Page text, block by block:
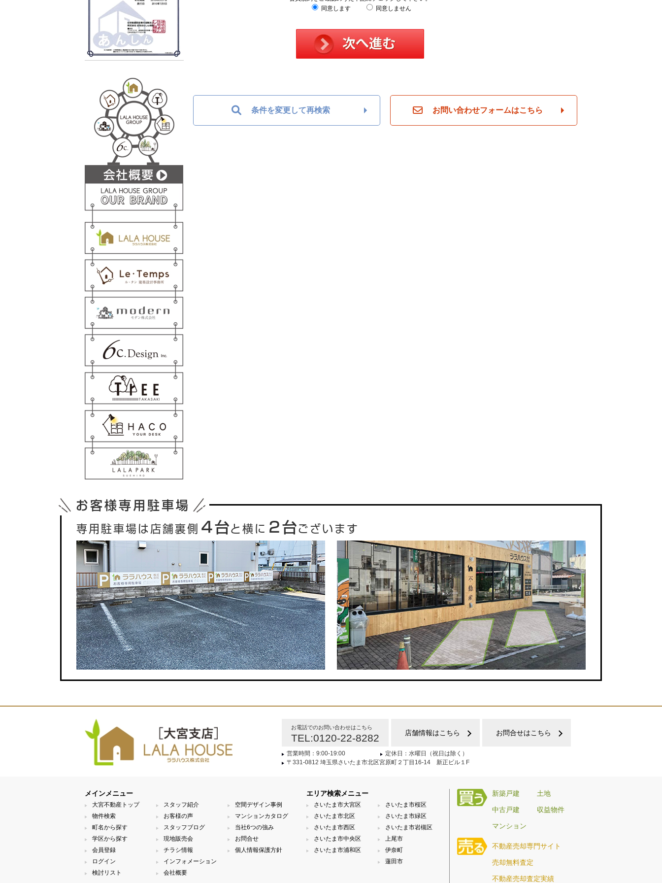
同意します
同意しません
条件を変更して再検索 お問い合わせフォームはこちら
お客様専用駐車場
専用駐車場は店舗裏側 ４台と横に ２台ございます
お電話でのお問い合わせはこちら
TEL:0120-22-8282 店舗情報はこちら お問合せはこちら
営業時間：9:00-19:00
定休日：水曜日（祝日は除く）
〒331-0812 埼玉県さいたま市北区宮原町２丁目16-14 新正ビル１F
メインメニュー
大宮不動産トップ
物件検索
町名から探す
学区から探す
会員登録
ログイン
検討リスト
スタッフ紹介
お客様の声
スタッフブログ
現地販売会
チラシ情報
インフォメーション
会社概要
空間デザイン事例
マンションカタログ
当社6つの強み
お問合せ
個人情報保護方針
エリア検索メニュー
さいたま市大宮区
さいたま市北区
さいたま市西区
さいたま市中央区
さいたま市浦和区
さいたま市桜区
さいたま市緑区
さいたま市岩槻区
上尾市
伊奈町
蓮田市
新築戸建 土地
中古戸建 収益物件
マンション
不動産売却専門サイト
売却無料査定
不動産売却査定実績